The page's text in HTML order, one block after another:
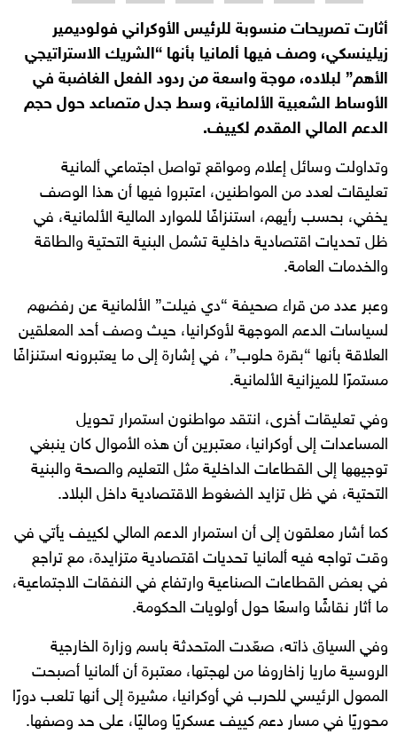
أثارت تصريحات منسوبة للرئيس الأوكراني فولوديمير
زيلينسكي، وصف فيها ألمانيا بأنها “الشريك الاستراتيجي
الأهم” لبلاده، موجة واسعة من ردود الفعل الغاضبة في
الأوساط الشعبية الألمانية، وسط جدل متصاعد حول حجم
الدعم المالي المقدم لكييف.
وتداولت وسائل إعلام ومواقع تواصل اجتماعي ألمانية
تعليقات لعدد من المواطنين، اعتبروا فيها أن هذا الوصف
يخفي، بحسب رأيهم، استنزافًا للموارد المالية الألمانية، في
ظل تحديات اقتصادية داخلية تشمل البنية التحتية والطاقة
والخدمات العامة.
وعبر عدد من قراء صحيفة “دي فيلت” الألمانية عن رفضهم
لسياسات الدعم الموجهة لأوكرانيا، حيث وصف أحد المعلقين
العلاقة بأنها “بقرة حلوب”، في إشارة إلى ما يعتبرونه استنزافًا
مستمرًا للميزانية الألمانية.
وفي تعليقات أخرى، انتقد مواطنون استمرار تحويل
المساعدات إلى أوكرانيا، معتبرين أن هذه الأموال كان ينبغي
توجيهها إلى القطاعات الداخلية مثل التعليم والصحة والبنية
التحتية، في ظل تزايد الضغوط الاقتصادية داخل البلاد.
كما أشار معلقون إلى أن استمرار الدعم المالي لكييف يأتي في
وقت تواجه فيه ألمانيا تحديات اقتصادية متزايدة، مع تراجع
في بعض القطاعات الصناعية وارتفاع في النفقات الاجتماعية،
ما أثار نقاشًا واسعًا حول أولويات الحكومة.
وفي السياق ذاته، صعّدت المتحدثة باسم وزارة الخارجية
الروسية ماريا زاخاروفا من لهجتها، معتبرة أن ألمانيا أصبحت
الممول الرئيسي للحرب في أوكرانيا، مشيرة إلى أنها تلعب دورًا
محوريًا في مسار دعم كييف عسكريًا وماليًا، على حد وصفها.